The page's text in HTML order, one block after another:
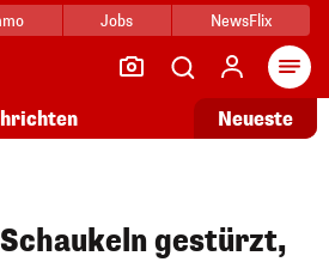
Jobs NewsFlix
Neueste
Schaukeln gestürzt,